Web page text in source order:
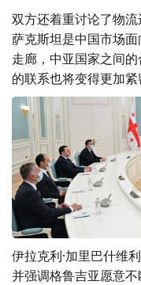
双方还着重讨论了物
萨克斯坦是中国市场
走廊，中亚国家之间
的联系也将变得更加紧
伊拉克利·加里巴什维
并强调格鲁吉亚愿意